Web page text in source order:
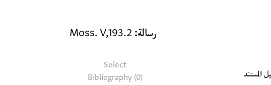
رسالة Moss. V,193.2
المستند
Select
Bibliography (0)